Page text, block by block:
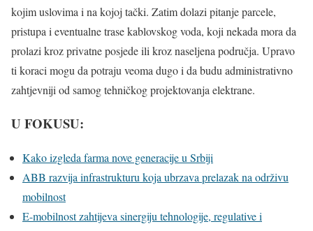
kojim uslovima i na kojoj tački. Zatim dolazi pitanje parcele,
pristupa i eventualne trase kablovskog voda, koji nekada mora da
prolazi kroz privatne posjede ili kroz naseljena područja. Upravo
ti koraci mogu da potraju veoma dugo i da budu administrativno
zahtjevniji od samog tehničkog projektovanja elektrane.
U FOKUSU:
Kako izgleda farma nove generacije u Srbiji
ABB razvija infrastrukturu koja ubrzava prelazak na održivu
mobilnost
E-mobilnost zahtijeva sinergiju tehnologije, regulative i